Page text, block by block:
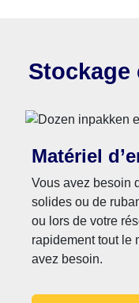
Stockage
Matériel
Vous avez besoin
solides ou de
ou lors de votre
rapidement tout le
avez besoin.